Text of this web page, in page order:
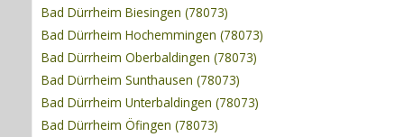
Bad Dürrheim Biesingen (78073)
Bad Dürrheim Hochemmingen (78073)
Bad Dürrheim Oberbaldingen (78073)
Bad Dürrheim Sunthausen (78073)
Bad Dürrheim Unterbaldingen (78073)
Bad Dürrheim Öfingen (78073)